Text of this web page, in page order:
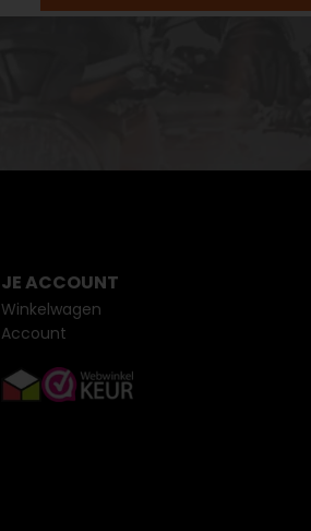
JE ACCOUNT
Winkelwagen
Account